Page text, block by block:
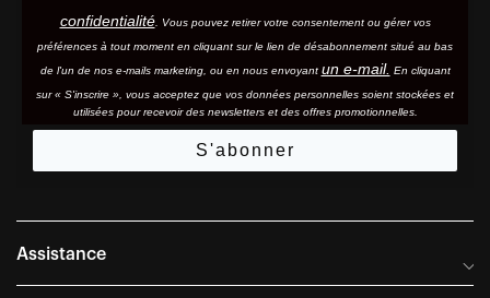
confidentialité. Vous pouvez retirer votre consentement ou gérer vos
préférences à tout moment en cliquant sur le lien de désabonnement situé au bas
de l'un de nos e-mails marketing, ou en nous envoyant un e-mail. En cliquant
sur « S'inscrire », vous acceptez que vos données personnelles soient stockées et
utilisées pour recevoir des newsletters et des offres promotionnelles.
S'abonner
Assistance